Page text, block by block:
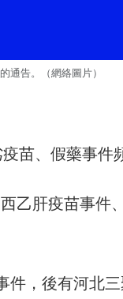
通告。（網絡圖片）
苗、假藥事件
乙肝疫苗事件
，後有河北三